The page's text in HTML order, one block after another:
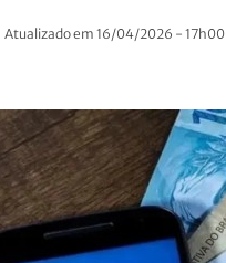
Atualizado em 16/04/2026 - 17h00